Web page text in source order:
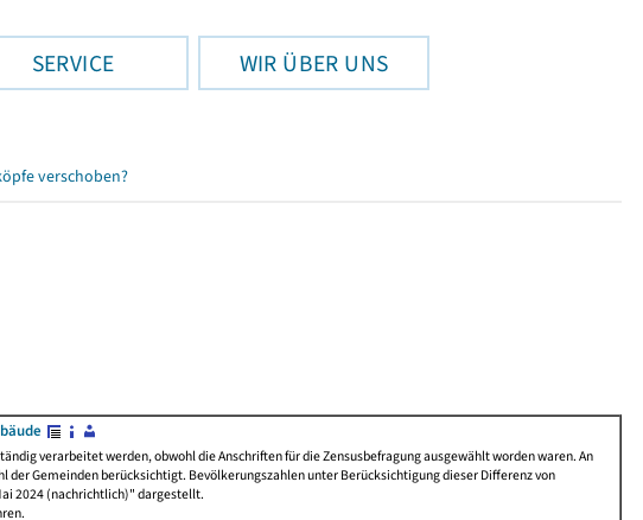
SERVICE WIR ÜBER UNS
verschoben?
verarbeitet werden, obwohl die Anschriften für die Zensusbefragung ausgewählt worden waren. An
Gemeinden berücksichtigt. Bevölkerungszahlen unter Berücksichtigung dieser Differenz von
2024 (nachrichtlich)" dargestellt.